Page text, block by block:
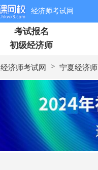
经济师考试网
考试报名
初级经济师
经济师考试网 > 宁夏经济师